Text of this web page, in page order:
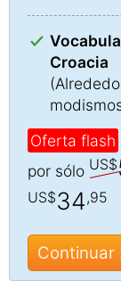
Croacia
Oferta flash
por sólo US$
US$34 ,95
Continuar